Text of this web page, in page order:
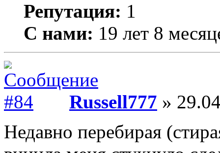
Репутация: 1
С нами: 19 лет 8
Russell777 »
Недавно перебирая